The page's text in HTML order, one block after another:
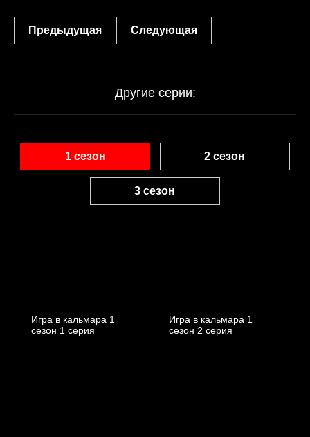
Предыдущая Следующая
Другие серии:
1 сезон 2 сезон
3 сезон
Игра в кальмара 1
cезон 1 cерия
Игра в кальмара 1
cезон 2 cерия